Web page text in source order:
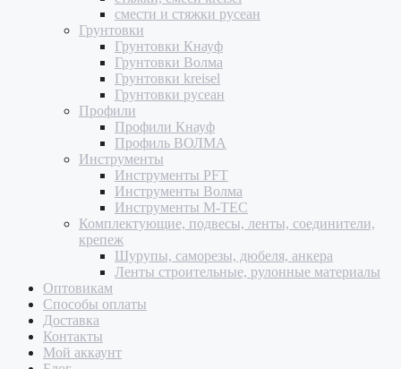
смести и стяжки русеан
Грунтовки
Грунтовки Кнауф
Грунтовки Волма
Грунтовки kreisel
Грунтовки русеан
Профили
Профили Кнауф
Профиль ВОЛМА
Инструменты
Инструменты PFT
Инструменты Волма
Инструменты M-TEC
Комплектующие, подвесы, ленты, соединители,
крепеж
Шурупы, саморезы, дюбеля, анкера
Ленты строительные, рулонные материалы
Оптовикам
Способы оплаты
Доставка
Контакты
Мой аккаунт